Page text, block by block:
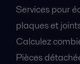
Services pour
plaques et
Calculez
Pièces